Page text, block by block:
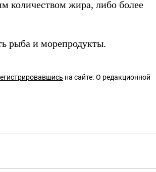
количеством жира, либо более
рыба и морепродукты.
на сайте. О редакционной